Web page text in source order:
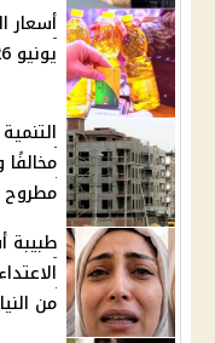
يونيو 2026 قبل التحول إلى الدعم النقدي
مطروح
طبيبة
من